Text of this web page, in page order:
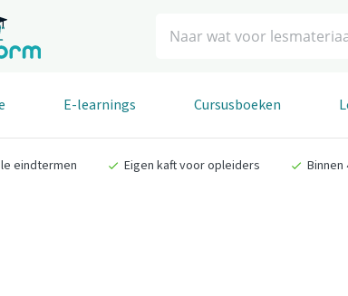
E-learnings Cursusboeken
eindtermen Eigen kaft voor opleiders Binnen